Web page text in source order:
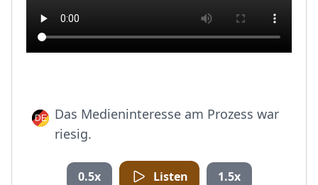
Das Medieninteresse am Prozess war
riesig.
0.5x Listen 1.5x